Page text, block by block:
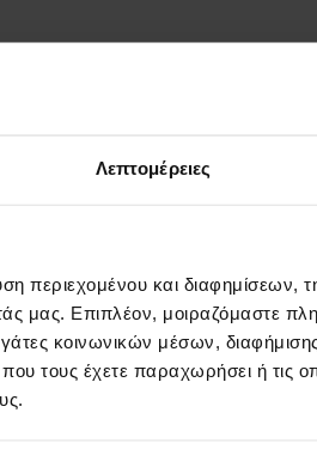
Λεπτομέρειες
περιεχομένου και διαφημίσεων,
μας. Επιπλέον, μοιραζόμαστε
κοινωνικών μέσων,
τους έχετε παραχωρήσει ή τις
να σας